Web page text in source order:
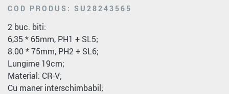
COD PRODUS: SU28243565
2 buc. biti:
6,35 * 65mm, PH1 + SL5;
8.00 * 75mm, PH2 + SL6;
Lungime 19cm;
Material: CR-V;
Cu maner interschimbabil;